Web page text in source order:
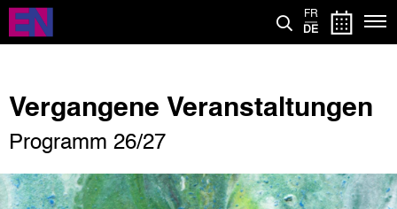
Direkt
zum
Inhalt
FR
DE
Vergangene Veranstaltungen
Programm 26/27